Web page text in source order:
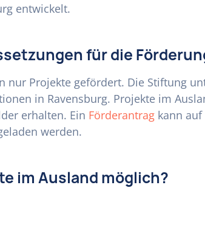
entwickelt.
für die
nur Projekte gefördert. Die Stiftung
in Ravensburg. Projekte im
erhalten. Ein Förderantrag kann
werden.
im Ausland möglich?